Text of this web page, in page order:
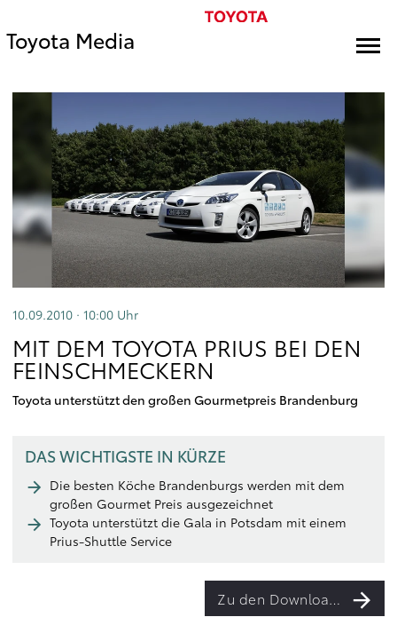
Toyota Media
10.09.2010 · 10:00 Uhr
MIT DEM TOYOTA PRIUS BEI DEN
FEINSCHMECKERN
Toyota unterstützt den großen Gourmetpreis Brandenburg
DAS WICHTIGSTE IN KÜRZE
Die besten Köche Brandenburgs werden mit dem
großen Gourmet Preis ausgezeichnet
Toyota unterstützt die Gala in Potsdam mit einem
Prius-Shuttle Service
Zu den Downloads